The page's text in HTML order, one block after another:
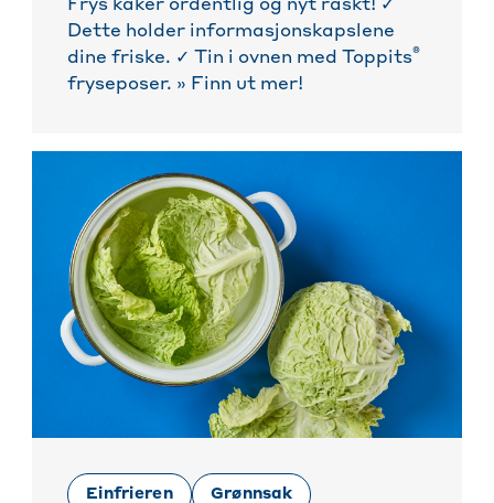
Frys kaker ordentlig og nyt raskt! ✓
Dette holder informasjonskapslene
dine friske. ✓ Tin i ovnen med Toppits®
fryseposer. » Finn ut mer!
Einfrieren Grønnsak